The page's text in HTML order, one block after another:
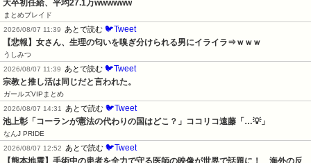
大卒初任給、平均27.1万wwwwww
まとめブレイド
2026/08/07 11:39
あとで読む 🐦Tweet
【悲報】女さん、生理の匂いを嗅ぎ分けられる男にイライラ⇒ｗｗｗ
うしみつ
2026/08/07 11:39
あとで読む 🐦Tweet
宗教と推し活は同じだと言われた。
ガールズVIPまとめ
2026/08/07 14:31 あとで読む 🐦Tweet
池上彰「コーランが憲法の代わりの国はどこ？」ココリコ遠藤「…💡」
なんJ PRIDE
2026/08/07 12:52 あとで読む 🐦Tweet